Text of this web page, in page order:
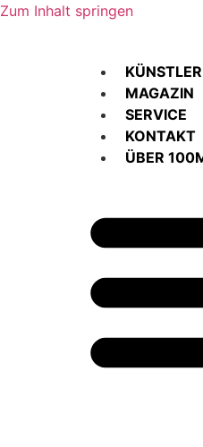
Zum Inhalt springen
KÜNSTLER
MAGAZIN
SERVICE
KONTAKT
ÜBER